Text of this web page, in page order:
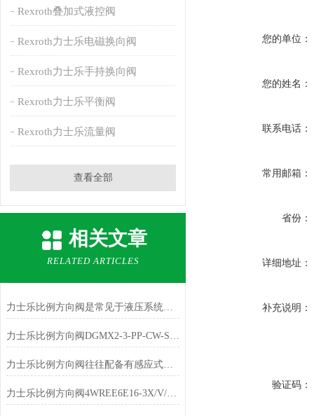
Rexroth叠加式液控阀
Rexroth力士乐电磁换向阀
Rexroth力士乐手持换向阀
Rexroth力士乐平衡阀
Rexroth力士乐流量阀
查看全部
相关文章
RELATED ARTICLES
力士乐比例方向阀是常见于液压系统中的工业设备
力士乐比例方向阀DGMX2-3-PP-CW-S-40使用
力士乐比例方向阀往往配备有感应式位置传感器
力士乐比例方向阀4WREE6E16-3X/V/24A1原装发货
您的单位：
您的姓名：
联系电话：
常用邮箱：
省份：
详细地址：
补充说明：
验证码：